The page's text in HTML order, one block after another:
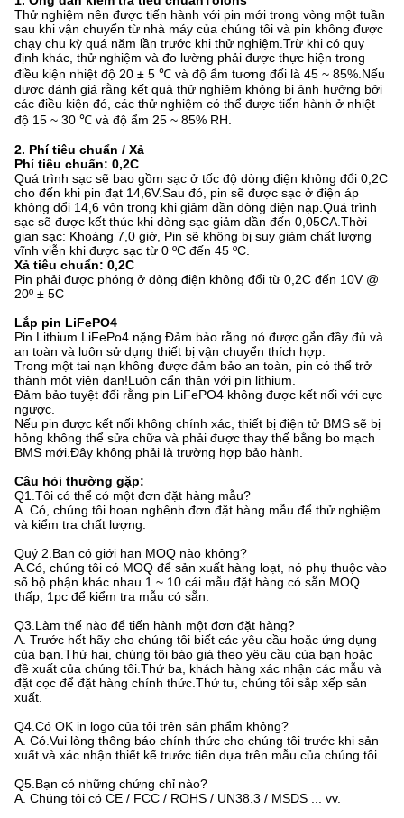
Thử nghiệm nên được tiến hành với pin mới trong vòng một tuần
sau khi vận chuyển từ nhà máy của chúng tôi và pin không được
chạy chu kỳ quá năm lần trước khi thử nghiệm.Trừ khi có quy
định khác, thử nghiệm và đo lường phải được thực hiện trong
điều kiện nhiệt độ 20 ± 5 ℃ và độ ẩm tương đối là 45 ~ 85%.Nếu
được đánh giá rằng kết quả thử nghiệm không bị ảnh hưởng bởi
các điều kiện đó, các thử nghiệm có thể được tiến hành ở nhiệt
độ 15 ~ 30 ℃ và độ ẩm 25 ~ 85% RH.
2. Phí tiêu chuẩn / Xả
Phí tiêu chuẩn: 0,2C
Quá trình sạc sẽ bao gồm sạc ở tốc độ dòng điện không đổi 0,2C
cho đến khi pin đạt 14,6V.Sau đó, pin sẽ được sạc ở điện áp
không đổi 14,6 vôn trong khi giảm dần dòng điện nạp.Quá trình
sạc sẽ được kết thúc khi dòng sạc giảm dần đến 0,05CA.Thời
gian sạc: Khoảng 7,0 giờ, Pin sẽ không bị suy giảm chất lượng
vĩnh viễn khi được sạc từ 0 ºC đến 45 ºC.
Xả tiêu chuẩn: 0,2C
Pin phải được phóng ở dòng điện không đổi từ 0,2C đến 10V @
20º ± 5C
Lắp pin LiFePO4
Pin Lithium LiFePo4 nặng.Đảm bảo rằng nó được gắn đầy đủ và
an toàn và luôn sử dụng thiết bị vận chuyển thích hợp.
Trong một tai nạn không được đảm bảo an toàn, pin có thể trở
thành một viên đạn!Luôn cẩn thận với pin lithium.
Đảm bảo tuyệt đối rằng pin LiFePO4 không được kết nối với cực
ngược.
Nếu pin được kết nối không chính xác, thiết bị điện tử BMS sẽ bị
hỏng không thể sửa chữa và phải được thay thế bằng bo mạch
BMS mới.Đây không phải là trường hợp bảo hành.
Câu hỏi thường gặp:
Q1.Tôi có thể có một đơn đặt hàng mẫu?
A. Có, chúng tôi hoan nghênh đơn đặt hàng mẫu để thử nghiệm
và kiểm tra chất lượng.
Quý 2.Bạn có giới hạn MOQ nào không?
A.Có, chúng tôi có MOQ để sản xuất hàng loạt, nó phụ thuộc vào
số bộ phận khác nhau.1 ~ 10 cái mẫu đặt hàng có sẵn.MOQ
thấp, 1pc để kiểm tra mẫu có sẵn.
Q3.Làm thế nào để tiến hành một đơn đặt hàng?
A. Trước hết hãy cho chúng tôi biết các yêu cầu hoặc ứng dụng
của bạn.Thứ hai, chúng tôi báo giá theo yêu cầu của bạn hoặc
đề xuất của chúng tôi.Thứ ba, khách hàng xác nhận các mẫu và
đặt cọc để đặt hàng chính thức.Thứ tư, chúng tôi sắp xếp sản
xuất.
Q4.Có OK in logo của tôi trên sản phẩm không?
A. Có.Vui lòng thông báo chính thức cho chúng tôi trước khi sản
xuất và xác nhận thiết kế trước tiên dựa trên mẫu của chúng tôi.
Q5.Bạn có những chứng chỉ nào?
A. Chúng tôi có CE / FCC / ROHS / UN38.3 / MSDS ... vv.